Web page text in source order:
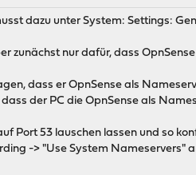
dazu unter System: Settings:
zunächst nur dafür, dass
dass er OpnSense als
der PC die OpnSense als
Port 53 lauschen lassen und so
-> "Use System Nameservers"